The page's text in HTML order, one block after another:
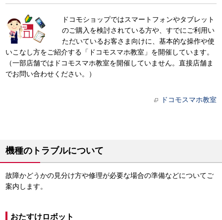
ドコモショップではスマートフォンやタブレット
のご購入を検討されている方や、すでにご利用い
ただいているお客さま向けに、基本的な操作や使
いこなし方をご紹介する「ドコモスマホ教室」を開催しています。
（一部店舗ではドコモスマホ教室を開催していません。直接店舗ま
でお問い合わせください。）
ドコモスマホ教室
機種のトラブルについて
故障かどうかの見分け方や修理が必要な場合の準備などについてご
案内します。
おたすけロボット